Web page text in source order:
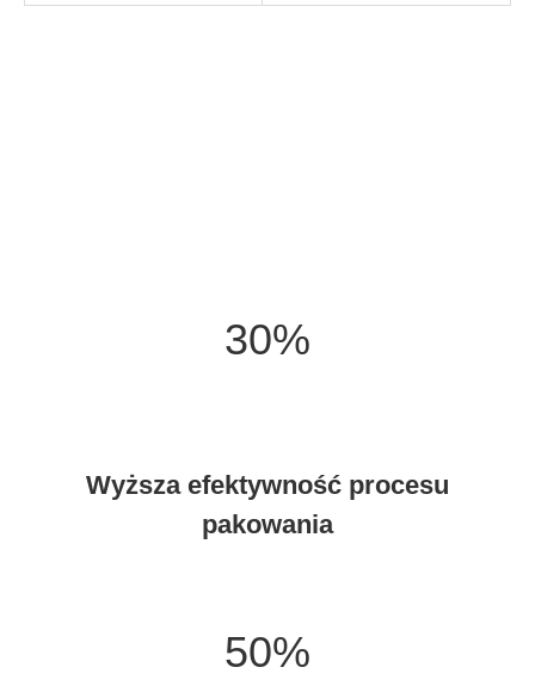
30%
Wyższa efektywność procesu
pakowania
50%